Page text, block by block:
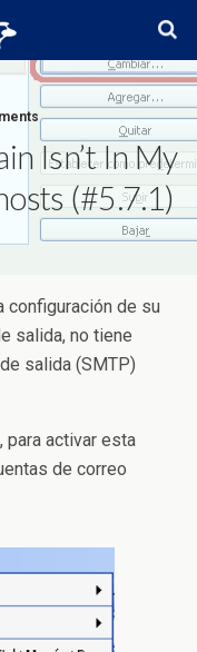
Isn’t In My
(#5.7.1)
configuración de su
salida, no tiene
salida (SMTP)
, para activar esta
de correo